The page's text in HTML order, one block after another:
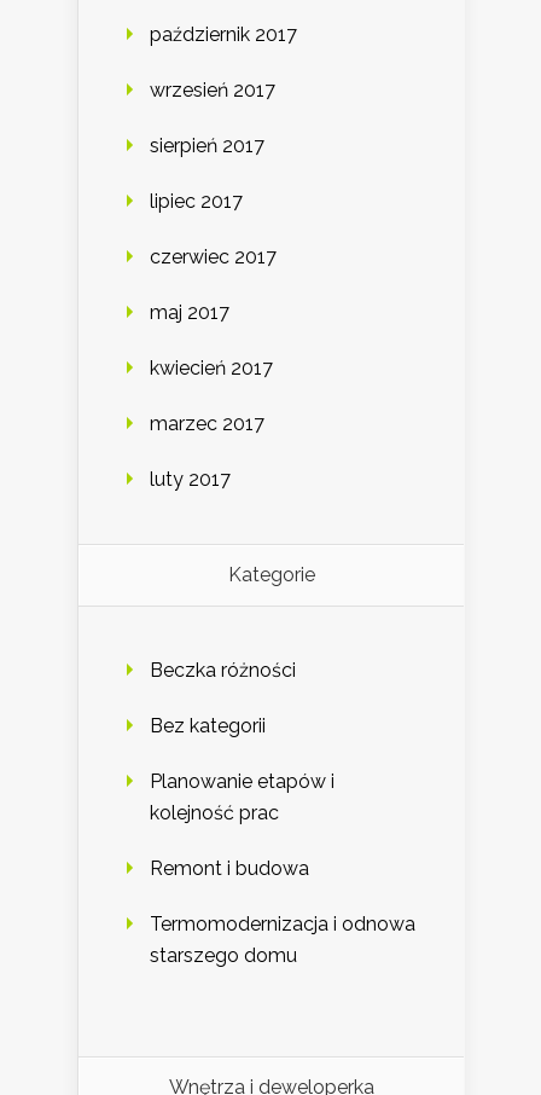
październik 2017
wrzesień 2017
sierpień 2017
lipiec 2017
czerwiec 2017
maj 2017
kwiecień 2017
marzec 2017
luty 2017
Kategorie
Beczka różności
Bez kategorii
Planowanie etapów i
kolejność prac
Remont i budowa
Termomodernizacja i odnowa
starszego domu
Wnętrza i deweloperka